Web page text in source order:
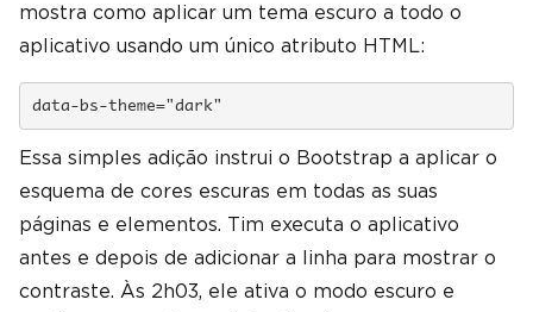
mostra como aplicar um tema escuro a todo o
aplicativo usando um único atributo HTML:
data-bs-theme="dark"
Essa simples adição instrui o Bootstrap a aplicar o
esquema de cores escuras em todas as suas
páginas e elementos. Tim executa o aplicativo
antes e depois de adicionar a linha para mostrar o
contraste. Às 2h03, ele ativa o modo escuro e